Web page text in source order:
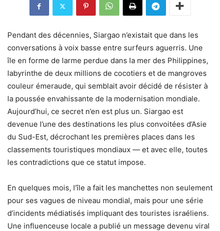
Pendant des décennies, Siargao n’existait que dans les
conversations à voix basse entre surfeurs aguerris. Une
île en forme de larme perdue dans la mer des Philippines,
labyrinthe de deux millions de cocotiers et de mangroves
couleur émeraude, qui semblait avoir décidé de résister à
la poussée envahissante de la modernisation mondiale.
Aujourd’hui, ce secret n’en est plus un. Siargao est
devenue l’une des destinations les plus convoitées d’Asie
du Sud-Est, décrochant les premières places dans les
classements touristiques mondiaux — et avec elle, toutes
les contradictions que ce statut impose.
En quelques mois, l’île a fait les manchettes non seulement
pour ses vagues de niveau mondial, mais pour une série
d’incidents médiatisés impliquant des touristes israéliens.
Une influenceuse locale a publié un message devenu viral